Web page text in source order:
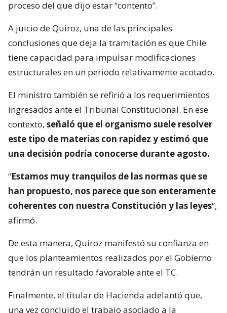
proceso del que dijo estar “contento”.
A juicio de Quiroz, una de las principales
conclusiones que deja la tramitación es que Chile
tiene capacidad para impulsar modificaciones
estructurales en un periodo relativamente acotado.
El ministro también se refirió a los requerimientos
ingresados ante el Tribunal Constitucional. En ese
contexto, señaló que el organismo suele resolver
este tipo de materias con rapidez y estimó que
una decisión podría conocerse durante agosto.
“Estamos muy tranquilos de las normas que se
han propuesto, nos parece que son enteramente
coherentes con nuestra Constitución y las leyes“,
afirmó.
De esta manera, Quiroz manifestó su confianza en
que los planteamientos realizados por el Gobierno
tendrán un resultado favorable ante el TC.
Finalmente, el titular de Hacienda adelantó que,
una vez concluido el trabajo asociado a la